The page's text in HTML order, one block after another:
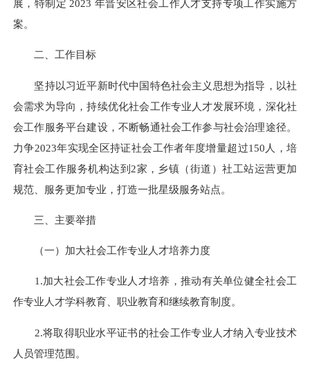
展，特制定 2023 年晋安区社会工作人才支持专项工作实施方
案。
二、工作目标
坚持以习近平新时代中国特色社会主义思想为指导，以社
会需求为导向，持续优化社会工作专业人才发展环境，深化社
会工作服务平台建设，不断畅通社会工作参与社会治理途径。
力争2023年实现全区持证社会工作者年度增量超过150人，培
育社会工作服务机构达到2家，乡镇（街道）社工站运营更加
规范、服务更加专业，打造一批星级服务站点。
三、主要举措
（一）加大社会工作专业人才培养力度
1.加大社会工作专业人才培养，推动有关单位健全社会工
作专业人才学科教育、职业教育和继续教育制度。
2.将取得职业水平证书的社会工作专业人才纳入专业技术
人员管理范围。